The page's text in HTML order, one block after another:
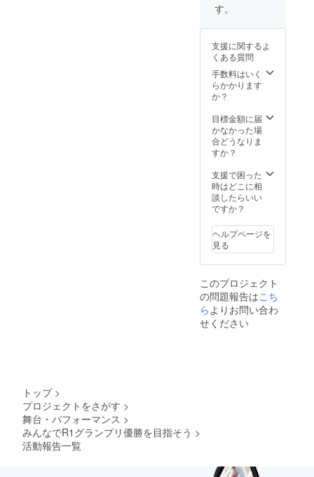
かはし
い。。
。
す。
支援に関するよ
くある質問
手数料はいく
らかかります
か？
目標金額に届
かなかった場
合どうなりま
すか？
支援で困った
時はどこに相
談したらいい
ですか？
ヘルプページを
見る
このプロジェクト
の問題報告はこち
ら よりお問い合わ
せください
トップ >
プロジェクトをさがす >
舞台・パフォーマンス >
みんなでR1グランプリ優勝を目指そう >
活動報告一覧